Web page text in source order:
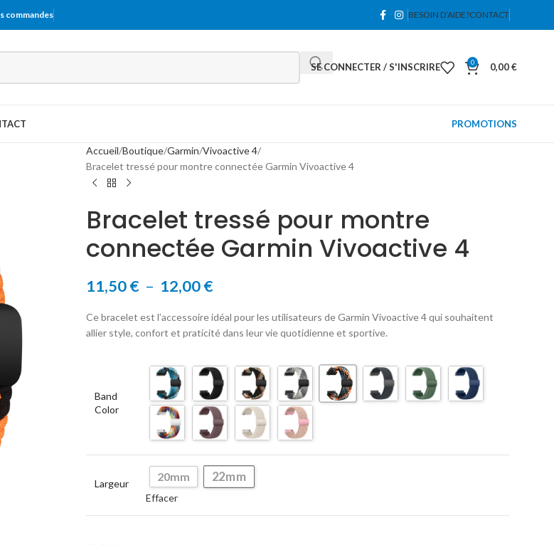
commandes BESOIN D’AIDE?CONTACT
SE CONNECTER / S'INSCRIRE 0 0,00€
PROMOTIONS
Accueil Boutique Garmin Vivoactive 4
Bracelet tressé pour montre connectée Garmin Vivoactive 4
Bracelet tressé pour montre
connectée Garmin Vivoactive 4
11,50€ – 12,00€
Ce bracelet est l’accessoire idéal pour les utilisateurs de Garmin Vivoactive 4 qui souhaitent
allier style, confort et praticité dans leur vie quotidienne et sportive.
Band
Color
Largeur
20mm 22mm
Effacer